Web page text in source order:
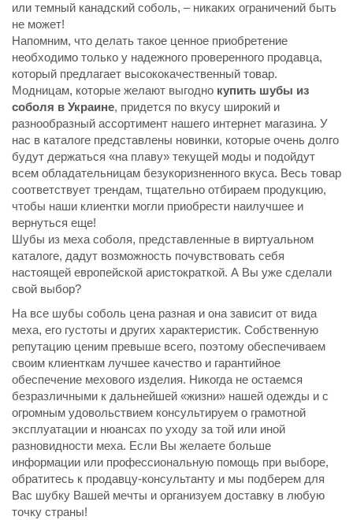
или темный канадский соболь, – никаких ограничений быть
не может!
Напомним, что делать такое ценное приобретение
необходимо только у надежного проверенного продавца,
который предлагает высококачественный товар.
Модницам, которые желают выгодно купить шубы из
соболя в Украине, придется по вкусу широкий и
разнообразный ассортимент нашего интернет магазина. У
нас в каталоге представлены новинки, которые очень долго
будут держаться «на плаву» текущей моды и подойдут
всем обладательницам безукоризненного вкуса. Весь товар
соответствует трендам, тщательно отбираем продукцию,
чтобы наши клиентки могли приобрести наилучшее и
вернуться еще!
Шубы из меха соболя, представленные в виртуальном
каталоге, дадут возможность почувствовать себя
настоящей европейской аристократкой. А Вы уже сделали
свой выбор?
На все шубы соболь цена разная и она зависит от вида
меха, его густоты и других характеристик. Собственную
репутацию ценим превыше всего, поэтому обеспечиваем
своим клиенткам лучшее качество и гарантийное
обеспечение мехового изделия. Никогда не остаемся
безразличными к дальнейшей «жизни» нашей одежды и с
огромным удовольствием консультируем о грамотной
эксплуатации и нюансах по уходу за той или иной
разновидности меха. Если Вы желаете больше
информации или профессиональную помощь при выборе,
обратитесь к продавцу-консультанту и мы подберем для
Вас шубку Вашей мечты и организуем доставку в любую
точку страны!